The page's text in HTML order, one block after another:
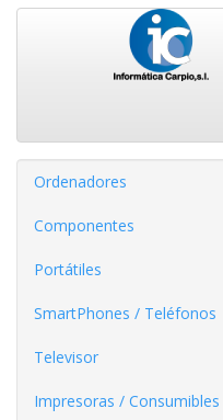
Ordenadores
Componentes
Portátiles
SmartPhones / Teléfonos
Televisor
Impresoras / Consumibles